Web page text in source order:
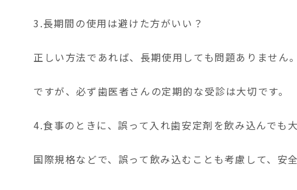
3.長期間の使用は避けた方がいい？
正しい方法であれば、長期使用しても問題ありません。
ですが、必ず歯医者さんの定期的な受診は大切です。
4.食事のときに、誤って入れ歯安定剤を飲み込んでも
国際規格などで、誤って飲み込むことも考慮して、安